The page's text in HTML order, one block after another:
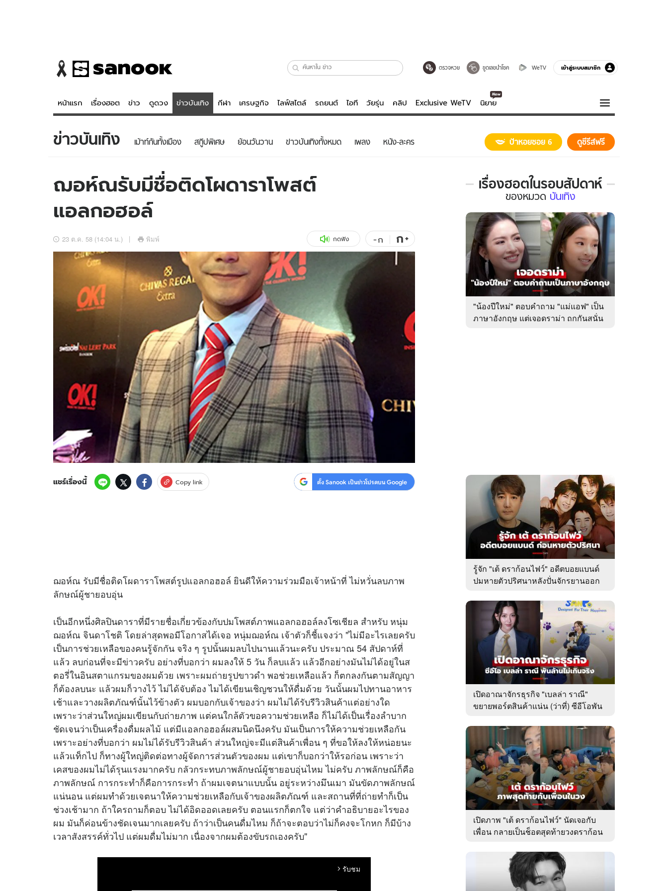
ตรวจหวย ขูดเลขนำโชค WeTV เข้าสู่ระบบสมาชิก
หน้าแรก เรื่องฮอต ข่าว ดูดวง ข่าวบันเทิง กีฬา เศรษฐกิจ ไลฟ์สไตล์ รถยนต์ ไอที วัยรุ่น คลิป Exclusive WeTV นิยาย
ข่าว
ข่าวบันเทิง
ข่าวกีฬา
ข่าวเศรษฐกิจ
อัปเดตจีน
เช็กข่าวชัวร์
ดูดวง - ตรวจหวย
สถิติหวยไทย
ไลฟ์สไตล์
วัยรุ่น
สุขภาพ
เที่ยว-กิน
Tasteful Thailand
Sanook Choice
บันเทิงครบรส
ดูทีวี
WeTV
ความรู้รอบตัว
ฮาวทู
ติดตามสนุกโซเชียลได้ที่
บริษัท อิมเมจ ฟิวเจอร์ (ประเทศไทย) จำกัด
ข่าวบันเทิง เม้าท์กันทั้งเมือง สกู๊ปพิเศษ ย้อนวันวาน ข่าวบันเทิงทั้งหมด เพลง หนัง-ละคร ป้าหอยซอย 6 ดูซีรีส์ฟรี
ฌอห์ณรับมีชื่อติดโผดาราโพสต์
แอลกอฮอล์
23 ต.ค. 58 (14:04 น.) พิมพ์ กดฟัง -ก ก+
แชร์เรื่องนี้ Copy link ตั้ง Sanook เป็นข่าวโปรดบน Google
ฌอห์ณ รับมีชื่อติดโผดาราโพสต์รูปแอลกอฮอล์ ยินดีให้ความร่วมมือเจ้าหน้าที่ ไม่หวั่นลบภาพ
ลักษณ์ผู้ชายอบอุ่น
เป็นอีกหนึ่งศิลปินดาราที่มีรายชื่อเกี่ยวข้องกับปมโพสต์ภาพแอลกอฮอล์ลงโซเชียล สำหรับ หนุ่ม
ฌอห์ณ จินดาโชติ โดยล่าสุดพอมีโอกาสได้เจอ หนุ่มฌอห์ณ เจ้าตัวก็ชี้แจงว่า "ไม่มีอะไรเลยครับ
เป็นการช่วยเหลือของคนรู้จักกัน จริง ๆ รูปนั้นผมลบไปนานแล้วนะครับ ประมาณ 54 สัปดาห์ที่
แล้ว ลบก่อนที่จะมีข่าวครับ อย่างที่บอกว่า ผมลงให้ 5 วัน ก็ลบแล้ว แล้วอีกอย่างมันไม่ได้อยู่ในส
ตอรี่ในอินสตาแกรมของผมด้วย เพราะผมถ่ายรูปขาวดำ พอช่วยเหลือแล้ว ก็ตกลงกันตามสัญญา
ก็ต้องลบนะ แล้วผมก็วางไว้ ไม่ได้จับต้อง ไมได้เขียนเชิญชวนให้ดื่มด้วย วันนั้นผมไปทานอาหาร
เช้าและวางผลิตภัณฑ์นั้นไว้ข้างตัว ผมบอกกับเจ้าของว่า ผมไม่ได้รับรีวิวสินค้าแต่อย่างใด
เพราะว่าส่วนใหญ่ผมเขียนกับถ่ายภาพ แต่คนใกล้ตัวขอความช่วยเหลือ ก็ไม่ได้เป็นเรื่องลำบาก
ชัดเจนว่าเป็นเครื่องดื่มผลไม้ แต่มีแอลกอฮอล์ผสมนิดนึงครับ มันเป็นการให้ความช่วยเหลือกัน
เพราะอย่างที่บอกว่า ผมไม่ได้รับรีวิวสินค้า ส่วนใหญ่จะมีแต่สินค้าเพื่อน ๆ ที่ขอให้ลงให้หน่อยนะ
แล้วแท็กไป ก็ทางผู้ใหญ่ติดต่อทางผู้จัดการส่วนตัวของผม แต่เขาก็บอกว่าให้รอก่อน เพราะว่า
เคสของผมไม่ได้รุนแรงมากครับ กลัวกระทบภาพลักษณ์ผู้ชายอบอุ่นไหม ไม่ครับ ภาพลักษณ์ก็คือ
ภาพลักษณ์ การกระทำก็คือการกระทำ ถ้าผมเจตนาแบบนั้น อยู่ระหว่างมึนเมา มันขัดภาพลักษณ์
แน่นอน แต่ผมทำด้วยเจตนาให้ความช่วยเหลือกับเจ้าของผลิตภัณฑ์ และสถานที่ที่ถ่ายทำก็เป็น
ช่วงเช้ามาก ถ้าใครถามก็ตอบ ไม่ได้อิดออดเลยครับ ตอนแรกก็ตกใจ แต่ว่าคำอธิบายอะไรของ
ผม มันก็ค่อนข้างชัดเจนมากเลยครับ ถ้าว่าเป็นคนดื่มไหม ก็ถ้าจะตอบว่าไม่ก็คงจะโกหก ก็มีบ้าง
เวลาสังสรรค์ทั่วไป แต่ผมดื่มไม่มาก เนื่องจากผมต้องขับรถเองครับ"
arrow_forward_ios รับชม
เรื่องฮอตในรอบสัปดาห์
เรื่อง
ใน
รอบ
สัปดาห์
ของ
หมวด
บันเทิง
ของหมวด บันเทิง
"น้องปีใหม่" ตอบคำถาม "แม่แอฟ" เป็น
ภาษาอังกฤษ แต่เจอดราม่า ถกกันสนั่น
รู้จัก "เต้ ดราก้อนไฟว์" อดีตบอยแบนด์
ปมหายตัวปริศนาหลังปั่นจักรยานออก
เปิดอาณาจักรธุรกิจ "เบลล่า ราณี"
ขยายพอร์ตสินค้าแน่น (ว่าที่) ซีอีโอพัน
เปิดภาพ "เต้ ดราก้อนไฟว์" นัดเจอกับ
เพื่อน กลายเป็นช็อตสุดท้ายวงดราก้อน